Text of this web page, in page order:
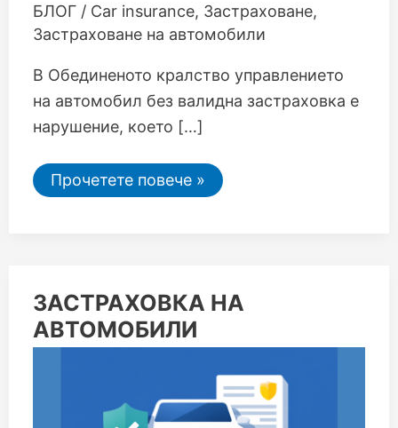
БЛОГ/ Car insurance, Застраховане,
Застраховане на автомобили
В Обединеното кралство управлението
на автомобил без валидна застраховка е
нарушение, което […]
Прочетете повече »
ЗАСТРАХОВКА НА
АВТОМОБИЛИ
ЗАСТРАХОВКА
НА
АВТОМОБИЛИ